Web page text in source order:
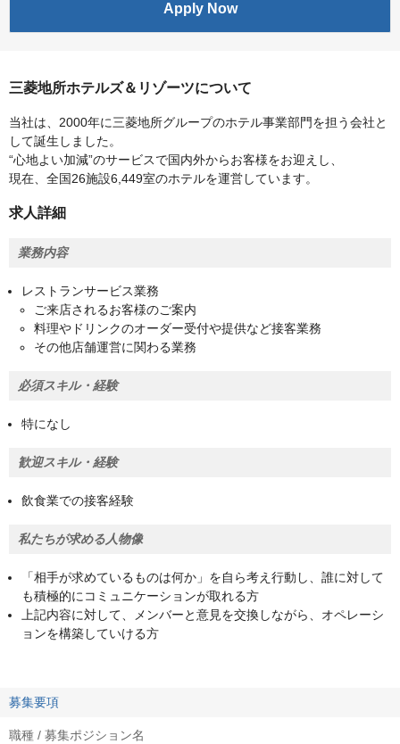
Apply Now
三菱地所ホテルズ＆リゾーツについて
当社は、2000年に三菱地所グループのホテル事業部門を担う会社と
して誕生しました。
“心地よい加減”のサービスで国内外からお客様をお迎えし、
現在、全国26施設6,449室のホテルを運営しています。
求人詳細
業務内容
レストランサービス業務
ご来店されるお客様のご案内
料理やドリンクのオーダー受付や提供など接客業務
その他店舗運営に関わる業務
必須スキル・経験
特になし
歓迎スキル・経験
飲食業での接客経験
私たちが求める人物像
「相手が求めているものは何か」を自ら考え行動し、誰に対して
も積極的にコミュニケーションが取れる方
上記内容に対して、メンバーと意見を交換しながら、オペレーシ
ョンを構築していける方
募集要項
職種 / 募集ポジション名